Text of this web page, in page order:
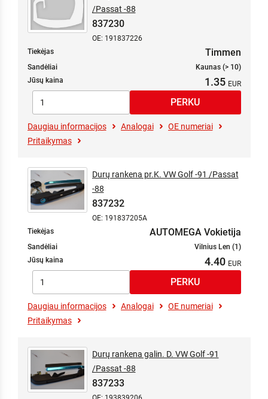
/Passat -88
837230
OE: 191837226
Tiekėjas
Timmen
Sandėliai
Kaunas (> 10)
Jūsų kaina
1.35
Daugiau informacijos Analogai
OE numeriai
Pritaikymas
Durų rankena pr.K. VW Golf -91 /Passat
-88
837232
OE: 191837205A
Tiekėjas
AUTOMEGA Vokietija
Sandėliai
Vilnius Len (1)
Jūsų kaina
4.40
Daugiau informacijos Analogai
OE numeriai
Pritaikymas
Durų rankena galin. D. VW Golf -91
/Passat -88
837233